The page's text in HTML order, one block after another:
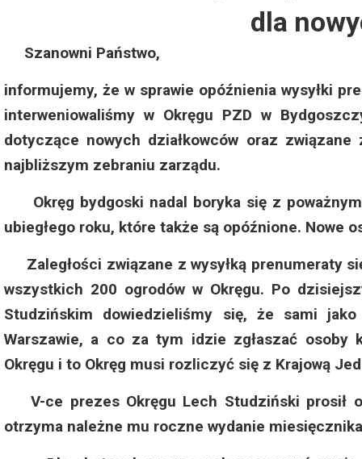
Dzień Działkowca 2015
Dzień Działkowca 2022
Dzień Działkowca 2023
Dzień Działkowca 2024
Dzień Działkowca 2025
dla
Szanowni Państwo,
informujemy, że w sprawie opóźnienia wysyłki
interweniowaliśmy w Okręgu PZD w
dotyczące nowych działkowców oraz
najbliższym zebraniu zarządu.
Okręg bydgoski nadal boryka się z
ubiegłego roku, które także są opóźnione. Nowe
Zaległości związane z wysyłką prenumeraty
wszystkich 200 ogrodów w Okręgu. Po
Studzińskim dowiedzieliśmy się, że sami
Warszawie, a co za tym idzie zgłaszać osoby
Okręgu i to Okręg musi rozliczyć się z Krajową
V-ce prezes Okręgu Lech Studziński prosił o
otrzyma należne mu roczne wydanie